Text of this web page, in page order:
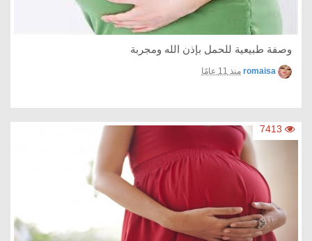
وصفة طبيعية للحمل بإذن الله ومجربة
romaisa منذ 11 عامًا
7413